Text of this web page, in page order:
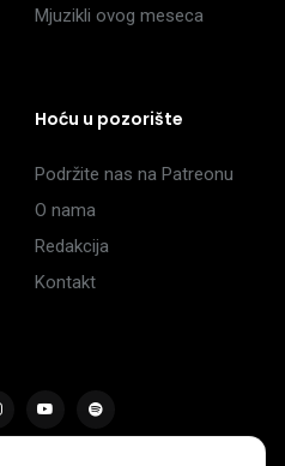
Mjuzikli ovog meseca
Hoću u pozorište
Podržite nas na Patreonu
O nama
Redakcija
Kontakt